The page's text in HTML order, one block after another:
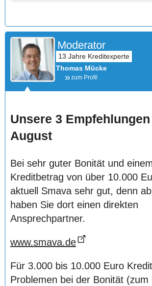
Moderator
Thomas Mücke
zum Profil
Unsere 3
August
Bei sehr guter Bonität und
Kreditbetrag von über 10.000
aktuell Smava sehr gut, denn
haben Sie dort einen direkten
Ansprechpartner.
www.smava.de
Für 3.000 bis 10.000 Euro
Problemen bei der Bonität (zum